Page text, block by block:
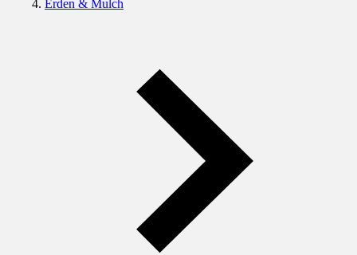
Erden & Mulch